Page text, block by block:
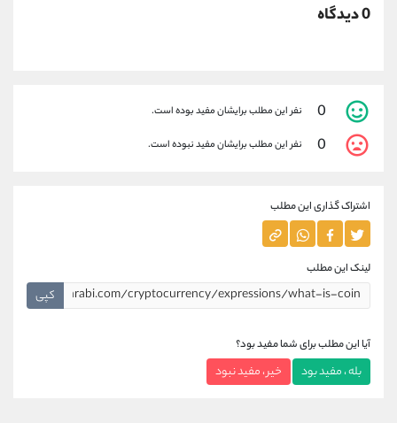
0 دیدگاه
0 نفر این مطلب برایشان مفید بوده است.
0 نفر این مطلب برایشان مفید نبوده است.
اشتراک گذاری این مطلب
لینک این مطلب
کپی
آیا این مطلب برای شما مفید بود؟
بله ، مفید بود خیر ، مفید نبود